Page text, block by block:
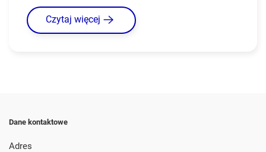
Czytaj więcej
Dane kontaktowe
Adres